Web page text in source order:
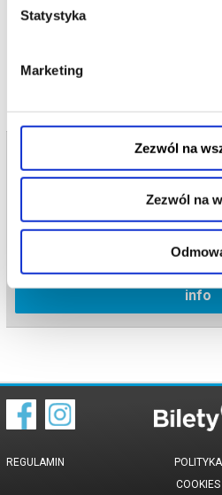
Statystyka
Marketing
Zezwól na
Zezwól na
Bezpieczne zakupy w Bilety24. W
wydarzenia, gwarantujemy
potwierdzony komunikatem
Bilety na termin:
18.06.2026 , g. 18:30
18.06.2026 , g. 18:30
Rabka Zdrój
Kino Śnieżka - Rabka Zdrój
info
REGULAMIN
POLITYKA
COOKIES